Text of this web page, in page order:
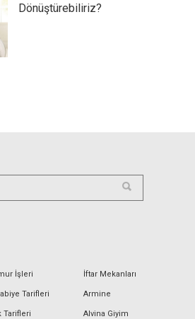
Dönüştürebiliriz?
İşleri
Tarifleri
Tarifleri
İftar Mekanları
Armine
Alvina Giyim